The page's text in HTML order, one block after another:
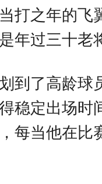
打之年的
年过三十
到了高龄
稳定出场
每当他在